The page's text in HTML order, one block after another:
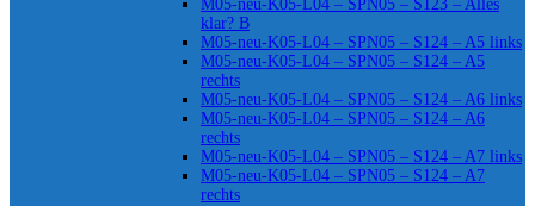
M05-neu-K05-L04 – SPN05 – S123 – Alles
klar? B
M05-neu-K05-L04 – SPN05 – S124 – A5 links
M05-neu-K05-L04 – SPN05 – S124 – A5
rechts
M05-neu-K05-L04 – SPN05 – S124 – A6 links
M05-neu-K05-L04 – SPN05 – S124 – A6
rechts
M05-neu-K05-L04 – SPN05 – S124 – A7 links
M05-neu-K05-L04 – SPN05 – S124 – A7
rechts